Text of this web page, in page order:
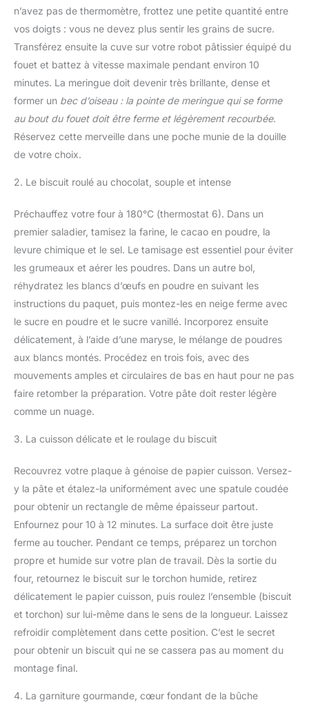
n’avez pas de thermomètre, frottez une petite quantité entre
vos doigts : vous ne devez plus sentir les grains de sucre.
Transférez ensuite la cuve sur votre robot pâtissier équipé du
fouet et battez à vitesse maximale pendant environ 10
minutes. La meringue doit devenir très brillante, dense et
former un bec d’oiseau : la pointe de meringue qui se forme
au bout du fouet doit être ferme et légèrement recourbée.
Réservez cette merveille dans une poche munie de la douille
de votre choix.
2. Le biscuit roulé au chocolat, souple et intense
Préchauffez votre four à 180°C (thermostat 6). Dans un
premier saladier, tamisez la farine, le cacao en poudre, la
levure chimique et le sel. Le tamisage est essentiel pour éviter
les grumeaux et aérer les poudres. Dans un autre bol,
réhydratez les blancs d’œufs en poudre en suivant les
instructions du paquet, puis montez-les en neige ferme avec
le sucre en poudre et le sucre vanillé. Incorporez ensuite
délicatement, à l’aide d’une maryse, le mélange de poudres
aux blancs montés. Procédez en trois fois, avec des
mouvements amples et circulaires de bas en haut pour ne pas
faire retomber la préparation. Votre pâte doit rester légère
comme un nuage.
3. La cuisson délicate et le roulage du biscuit
Recouvrez votre plaque à génoise de papier cuisson. Versez-
y la pâte et étalez-la uniformément avec une spatule coudée
pour obtenir un rectangle de même épaisseur partout.
Enfournez pour 10 à 12 minutes. La surface doit être juste
ferme au toucher. Pendant ce temps, préparez un torchon
propre et humide sur votre plan de travail. Dès la sortie du
four, retournez le biscuit sur le torchon humide, retirez
délicatement le papier cuisson, puis roulez l’ensemble (biscuit
et torchon) sur lui-même dans le sens de la longueur. Laissez
refroidir complètement dans cette position. C’est le secret
pour obtenir un biscuit qui ne se cassera pas au moment du
montage final.
4. La garniture gourmande, cœur fondant de la bûche